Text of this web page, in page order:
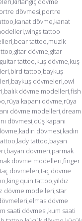
dövmesi,portre
dövme,kanat
tattoo
tattoo,muzik
dövme,gitar
tattoo,kuş dövme,kuş
tattoo,baykuş
dövmeleri,owl
dövme modelleri,fish
kapanı dövme,rüya
dövme modelleri,dream
dövmesi,düş kapanı
dövmesi,kadın
tattoo,bayan
dövmeri,parmak
dövme modelleri,finger
dövmeleri,taç dövme
quin tattoo,yıldız
dövme modelleri,star
dövme
saati dövmesi,kum saati